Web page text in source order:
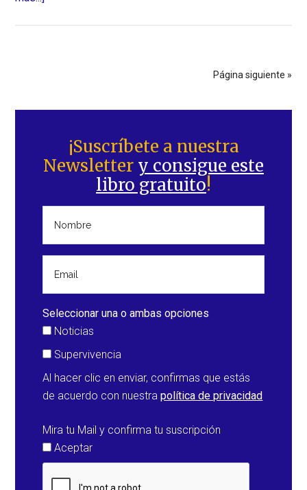
Yamal
(Rusia)
Página siguiente »
lateral
principal
¡Suscríbete a nuestra
Newsletter y consigue este
libro gratuito!
Seleccionar una o ambas opciones
Noticias
Supervivencia
Al hacer clic en enviar, confirmas que estás
de acuerdo con nuestrapolítica de privacidad
Mira tu Mail y confirma tu suscripción
Aceptar